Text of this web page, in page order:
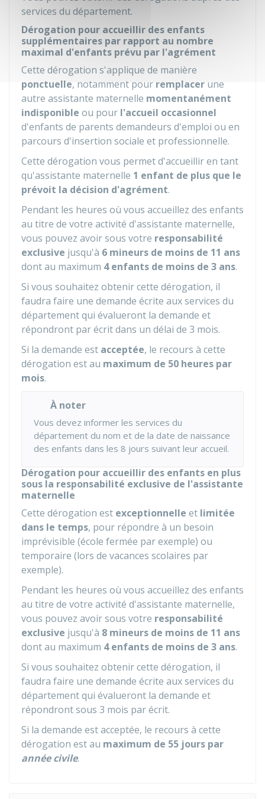
services du département.
Dérogation pour accueillir des enfants
supplémentaires par rapport au nombre
maximal d'enfants prévu par l'agrément
Cette dérogation s'applique de manière
ponctuelle, notamment pour remplacer une
autre assistante maternelle momentanément
indisponible ou pour l'accueil occasionnel
d'enfants de parents demandeurs d'emploi ou en
parcours d'insertion sociale et professionnelle.
Cette dérogation vous permet d'accueillir en tant
qu'assistante maternelle 1 enfant de plus que le
prévoit la décision d'agrément.
Pendant les heures où vous accueillez des enfants
au titre de votre activité d'assistante maternelle,
vous pouvez avoir sous votre responsabilité
exclusive jusqu'à 6 mineurs de moins de 11 ans
dont au maximum 4 enfants de moins de 3 ans.
Si vous souhaitez obtenir cette dérogation, il
faudra faire une demande écrite aux services du
département qui évalueront la demande et
répondront par écrit dans un délai de 3 mois.
Si la demande est acceptée, le recours à cette
dérogation est au maximum de 50 heures par
mois.
À noter
Vous devez informer les services du
département du nom et de la date de naissance
des enfants dans les 8 jours suivant leur accueil.
Dérogation pour accueillir des enfants en plus
sous la responsabilité exclusive de l'assistante
maternelle
Cette dérogation est exceptionnelle et limitée
dans le temps, pour répondre à un besoin
imprévisible (école fermée par exemple) ou
temporaire (lors de vacances scolaires par
exemple).
Pendant les heures où vous accueillez des enfants
au titre de votre activité d'assistante maternelle,
vous pouvez avoir sous votre responsabilité
exclusive jusqu'à 8 mineurs de moins de 11 ans
dont au maximum 4 enfants de moins de 3 ans.
Si vous souhaitez obtenir cette dérogation, il
faudra faire une demande écrite aux services du
département qui évalueront la demande et
répondront sous 3 mois par écrit.
Si la demande est acceptée, le recours à cette
dérogation est au maximum de 55 jours par
année civile.